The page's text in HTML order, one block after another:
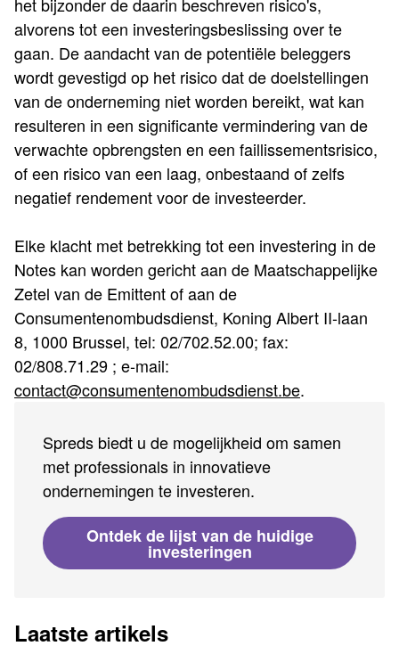
alvorens tot een investeringsbeslissing over te
gaan. De aandacht van de potentiële beleggers
wordt gevestigd op het risico dat de doelstellingen
van de onderneming niet worden bereikt, wat kan
resulteren in een significante vermindering van de
verwachte opbrengsten en een faillissementsrisico,
of een risico van een laag, onbestaand of zelfs
negatief rendement voor de investeerder.
Elke klacht met betrekking tot een investering in de
Notes kan worden gericht aan de Maatschappelijke
Zetel van de Emittent of aan de
Consumentenombudsdienst, Koning Albert II-laan
8, 1000 Brussel, tel: 02/702.52.00; fax:
02/808.71.29 ; e-mail:
contact@consumentenombudsdienst.be.
Spreds biedt u de mogelijkheid om samen
met professionals in innovatieve
ondernemingen te investeren.
Ontdek de lijst van de huidige
investeringen
Laatste artikels